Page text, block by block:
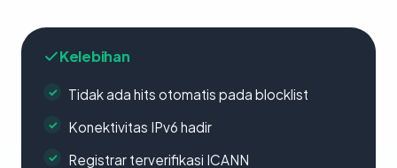
Kelebihan
Tidak ada hits otomatis pada blocklist
Konektivitas IPv6 hadir
Registrar terverifikasi ICANN